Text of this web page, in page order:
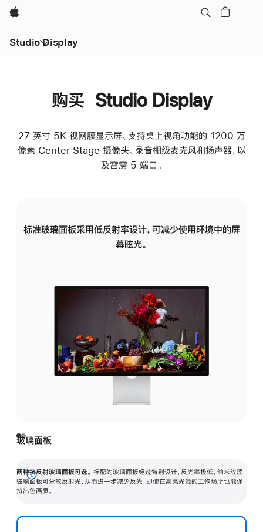
Apple
Studio Display
购买 Studio Display
27 英寸 5K 视网膜显示屏、支持桌上视角功能的 1200 万
像素 Center Stage 摄像头、录音棚级麦克风和扬声器，以
及雷雳 5 端口。
标准玻璃面板采用低反射率设计，可减少使用环境中的屏
幕眩光。
玻璃面板
两种抗反射玻璃面板可选。 标配的玻璃面板经过特别设计，反光率极低。纳米纹理
玻璃面板可分散反射光，从而进一步减少反光，即使在高亮光源的工作场所也能保
持出色画质。
展
开